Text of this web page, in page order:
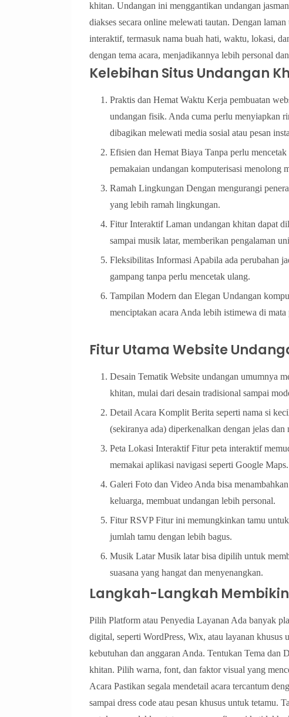
khitan. Undangan ini menggantikan undangan
diakses secara online melewati tautan. Dengan
interaktif, termasuk nama buah hati, waktu, lokasi,
dengan tema acara, menjadikannya lebih personal
Kelebihan Situs Undangan
Praktis dan Hemat Waktu Kerja pembuatan
undangan fisik. Anda cuma perlu menyiapkan
dibagikan melewati media sosial atau pesan
Efisien dan Hemat Biaya Tanpa perlu
pemakaian undangan komputerisasi menolong
Ramah Lingkungan Dengan mengurangi
yang lebih ramah lingkungan.
Fitur Interaktif Laman undangan khitan dapat
sampai musik latar, memberikan pengalaman
Fleksibilitas Informasi Apabila ada perubahan
gampang tanpa perlu mencetak ulang.
Tampilan Modern dan Elegan Undangan
menciptakan acara Anda lebih istimewa di mata
Fitur Utama Website
Desain Tematik Website undangan umumnya
khitan, mulai dari desain tradisional sampai
Detail Acara Komplit Berita seperti nama si
(sekiranya ada) diperkenalkan dengan jelas dan
Peta Lokasi Interaktif Fitur peta interaktif
memakai aplikasi navigasi seperti Google Maps.
Galeri Foto dan Video Anda bisa
keluarga, membuat undangan lebih personal.
Fitur RSVP Fitur ini memungkinkan tamu
jumlah tamu dengan lebih bagus.
Musik Latar Musik latar bisa dipilih untuk
suasana yang hangat dan menyenangkan.
Langkah-Langkah
Pilih Platform atau Penyedia Layanan Ada banyak
digital, seperti WordPress, Wix, atau layanan
kebutuhan dan anggaran Anda. Tentukan Tema dan
khitan. Pilih warna, font, dan faktor visual yang
Acara Pastikan segala mendetail acara tercantum
sampai dress code atau pesan khusus untuk